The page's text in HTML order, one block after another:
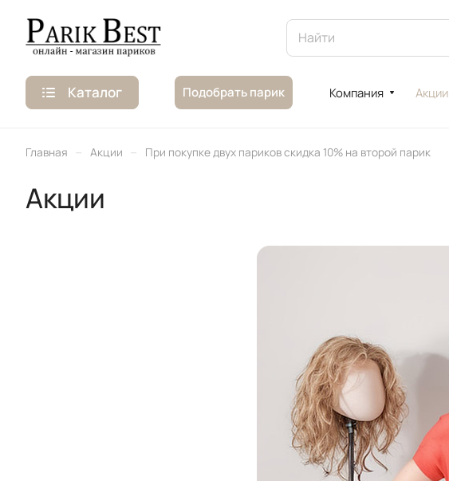
Каталог Подобрать парик Компания Акции
Главная – Акции – При покупке двух париков скидка 10% на второй парик
Акции